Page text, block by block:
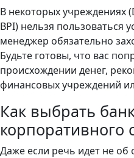
В некоторых учреждениях
BPI) нельзя пользоваться
менеджер обязательно
Будьте готовы, что вас
происхождении денег,
финансовых учреждений
Как выбрать
корпоративного
Даже если речь идет не